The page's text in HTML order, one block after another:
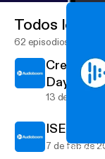
Choirs
Todos los
62 episodios
Creating
Day
13 de feb de
ISES
7 de feb de